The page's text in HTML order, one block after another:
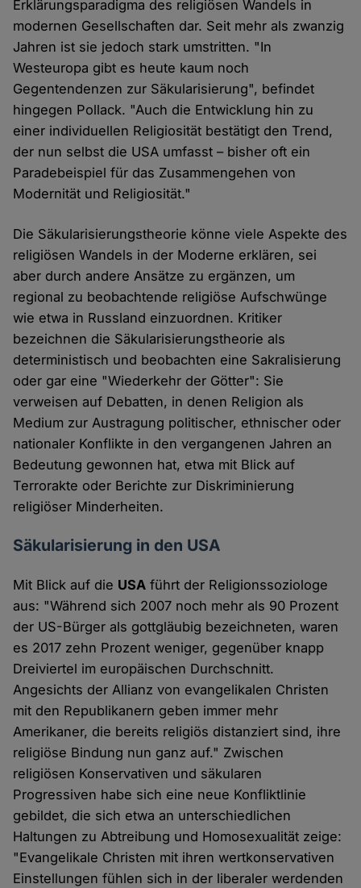
Erklärungsparadigma des religiösen Wandels in
modernen Gesellschaften dar. Seit mehr als zwanzig
Jahren ist sie jedoch stark umstritten. "In
Westeuropa gibt es heute kaum noch
Gegentendenzen zur Säkularisierung", befindet
hingegen Pollack. "Auch die Entwicklung hin zu
einer individuellen Religiosität bestätigt den Trend,
der nun selbst die USA umfasst – bisher oft ein
Paradebeispiel für das Zusammengehen von
Modernität und Religiosität."
Die Säkularisierungstheorie könne viele Aspekte des
religiösen Wandels in der Moderne erklären, sei
aber durch andere Ansätze zu ergänzen, um
regional zu beobachtende religiöse Aufschwünge
wie etwa in Russland einzuordnen. Kritiker
bezeichnen die Säkularisierungstheorie als
deterministisch und beobachten eine Sakralisierung
oder gar eine "Wiederkehr der Götter": Sie
verweisen auf Debatten, in denen Religion als
Medium zur Austragung politischer, ethnischer oder
nationaler Konflikte in den vergangenen Jahren an
Bedeutung gewonnen hat, etwa mit Blick auf
Terrorakte oder Berichte zur Diskriminierung
religiöser Minderheiten.
Säkularisierung in den USA
Mit Blick auf die USA führt der Religionssoziologe
aus: "Während sich 2007 noch mehr als 90 Prozent
der US-Bürger als gottgläubig bezeichneten, waren
es 2017 zehn Prozent weniger, gegenüber knapp
Dreiviertel im europäischen Durchschnitt.
Angesichts der Allianz von evangelikalen Christen
mit den Republikanern geben immer mehr
Amerikaner, die bereits religiös distanziert sind, ihre
religiöse Bindung nun ganz auf." Zwischen
religiösen Konservativen und säkularen
Progressiven habe sich eine neue Konfliktlinie
gebildet, die sich etwa an unterschiedlichen
Haltungen zu Abtreibung und Homosexualität zeige:
"Evangelikale Christen mit ihren wertkonservativen
Einstellungen fühlen sich in der liberaler werdenden